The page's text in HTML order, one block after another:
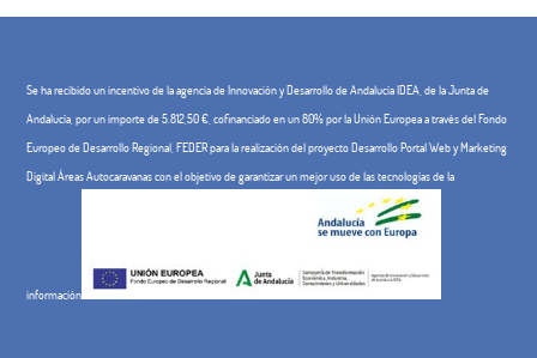
Se ha recibido un incentivo de la agencia de Innovación y Desarrollo de Andalucía IDEA, de la Junta de
Andalucía, por un importe de 5.812,50 €, cofinanciado en un 80% por la Unión Europea a través del Fondo
Europeo de Desarrollo Regional, FEDER para la realización del proyecto Desarrollo Portal Web y Marketing
Digital Áreas Autocaravanas con el objetivo de garantizar un mejor uso de las tecnologías de la
información